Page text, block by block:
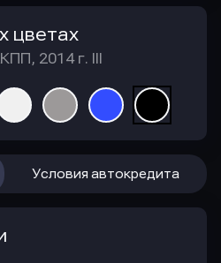
цветах
2014 г. III
Условия автокредита